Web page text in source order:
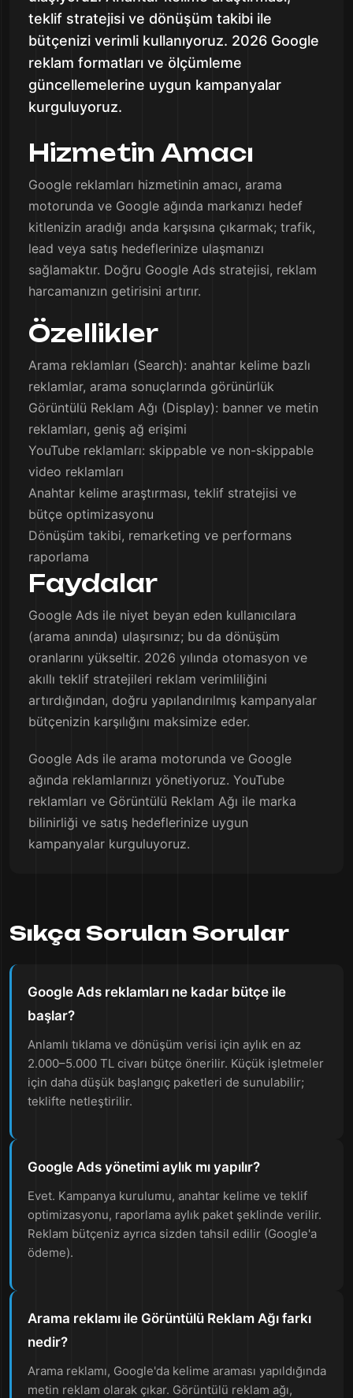
teklif stratejisi ve dönüşüm takibi ile
bütçenizi verimli kullanıyoruz. 2026 Google
reklam formatları ve ölçümleme
güncellemelerine uygun kampanyalar
kurguluyoruz.
Hizmetin Amacı
Google reklamları hizmetinin amacı, arama
motorunda ve Google ağında markanızı hedef
kitlenizin aradığı anda karşısına çıkarmak; trafik,
lead veya satış hedeflerinize ulaşmanızı
sağlamaktır. Doğru Google Ads stratejisi, reklam
harcamanızın getirisini artırır.
Özellikler
Arama reklamları (Search): anahtar kelime bazlı
reklamlar, arama sonuçlarında görünürlük
Görüntülü Reklam Ağı (Display): banner ve metin
reklamları, geniş ağ erişimi
YouTube reklamları: skippable ve non-skippable
video reklamları
Anahtar kelime araştırması, teklif stratejisi ve
bütçe optimizasyonu
Dönüşüm takibi, remarketing ve performans
raporlama
Faydalar
Google Ads ile niyet beyan eden kullanıcılara
(arama anında) ulaşırsınız; bu da dönüşüm
oranlarını yükseltir. 2026 yılında otomasyon ve
akıllı teklif stratejileri reklam verimliliğini
artırdığından, doğru yapılandırılmış kampanyalar
bütçenizin karşılığını maksimize eder.
Google Ads ile arama motorunda ve Google
ağında reklamlarınızı yönetiyoruz. YouTube
reklamları ve Görüntülü Reklam Ağı ile marka
bilinirliği ve satış hedeflerinize uygun
kampanyalar kurguluyoruz.
Sıkça Sorulan Sorular
Google Ads reklamları ne kadar bütçe ile
başlar?
Anlamlı tıklama ve dönüşüm verisi için aylık en az
2.000–5.000 TL civarı bütçe önerilir. Küçük işletmeler
için daha düşük başlangıç paketleri de sunulabilir;
teklifte netleştirilir.
Google Ads yönetimi aylık mı yapılır?
Evet. Kampanya kurulumu, anahtar kelime ve teklif
optimizasyonu, raporlama aylık paket şeklinde verilir.
Reklam bütçeniz ayrıca sizden tahsil edilir (Google'a
ödeme).
Arama reklamı ile Görüntülü Reklam Ağı farkı
nedir?
Arama reklamı, Google'da kelime araması yapıldığında
metin reklam olarak çıkar. Görüntülü reklam ağı,